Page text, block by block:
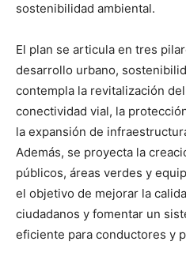
sostenibilidad ambiental.
El plan se articula en tres
desarrollo urbano,
contempla la revitalización
conectividad vial, la
la expansión de
Además, se proyecta la
públicos, áreas verdes y
el objetivo de mejorar la
ciudadanos y fomentar un
eficiente para conductores y